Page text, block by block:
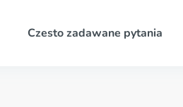
Czesto zadawane pytania